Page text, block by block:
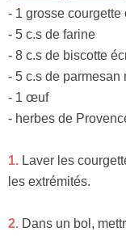
- 1 grosse courgette
- 5 c.s de farine
- 8 c.s de biscotte
- 5 c.s de parmesan
- 1 œuf
- herbes de
1. Laver les
les extrémités.
2. Dans un bol,